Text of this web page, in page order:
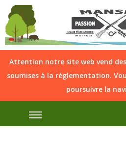
Attention notre site web vend
soumises à la réglementation.
poursuivre la